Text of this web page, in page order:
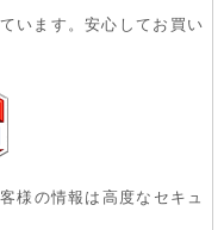
います。安心してお買い
様の情報は高度なセキュ